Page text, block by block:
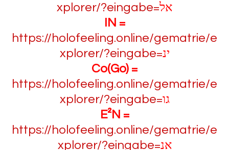
xplorer/?eingabe=אל
IN =
https://holofeeling.online/gematrie/e
xplorer/?eingabe=ינ
Co(Go) =
https://holofeeling.online/gematrie/e
xplorer/?eingabe=גו
E²N =
https://holofeeling.online/gematrie/e
xplorer/?eingabe=אנ